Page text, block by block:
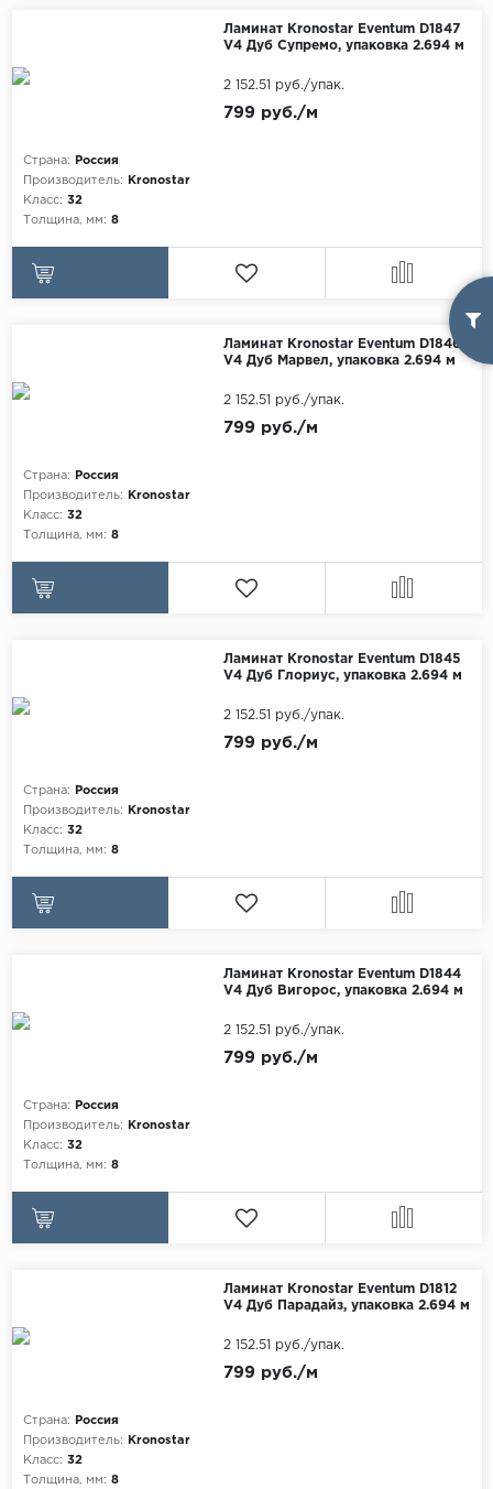
Ламинат Kronostar Eventum D1847
V4 Дуб Супремо, упаковка 2.694 м
Страна:
Россия
Производитель:
Kronostar
Класс: 32
Толщина, мм: 8
799 руб./м
2 152.51 руб./упак.
Ламинат Kronostar Eventum D1846
V4 Дуб Марвел, упаковка 2.694 м
Страна:
Россия
Производитель:
Kronostar
Класс: 32
Толщина, мм: 8
799 руб./м
2 152.51 руб./упак.
Ламинат Kronostar Eventum D1845
V4 Дуб Глориус, упаковка 2.694 м
Страна:
Россия
Производитель:
Kronostar
Класс: 32
Толщина, мм: 8
799 руб./м
2 152.51 руб./упак.
Ламинат Kronostar Eventum D1844
V4 Дуб Вигорос, упаковка 2.694 м
Страна:
Россия
Производитель:
Kronostar
Класс: 32
Толщина, мм: 8
799 руб./м
2 152.51 руб./упак.
Ламинат Kronostar Eventum D1812
V4 Дуб Парадайз, упаковка 2.694 м
Страна:
Россия
Производитель:
Kronostar
Класс: 32
Толщина, мм: 8
799 руб./м
2 152.51 руб./упак.